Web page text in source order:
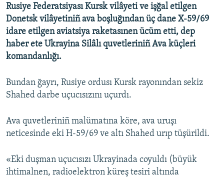
SÜRET
BLOGLAR
FİKİR
Русский
Українською
QOŞULIÑIZ!
RFE/RS bütün saytları
Rusiye Federatsiyası Kursk vilâyeti ve işğal etilgen
Donetsk vilâyetiniñ ava boşluğından üç dane X-59/69
idare etilgen aviatsiya raketasınen ücüm etti, dep
haber ete Ukrayina Silâlı quvetleriniñ Ava küçleri
komandanlığı.
Bundan ğayrı, Rusiye ordusı Kursk rayonından sekiz
Shahed darbe uçucısızını uçurdı.
Ava quvetleriniñ malümatına köre, ava uruşı
neticesinde eki H-59/69 ve altı Shahed urıp tüşürildi.
«Eki duşman uçucısızı Ukrayinada coyuldı (büyük
ihtimalnen, radioelektron küreş tesiri altında